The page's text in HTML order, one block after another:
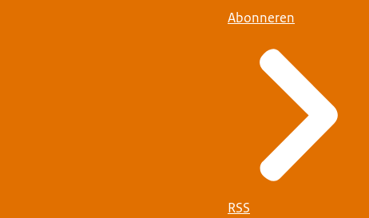
Abonneren
RSS